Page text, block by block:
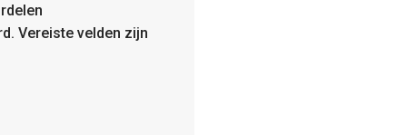
Vereiste velden zijn